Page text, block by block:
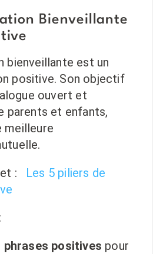
Bienveillante
bienveillante est un
positive. Son objectif
ouvert et
parents et enfants,
meilleure
:
Les 5 piliers de
phrases positives pour